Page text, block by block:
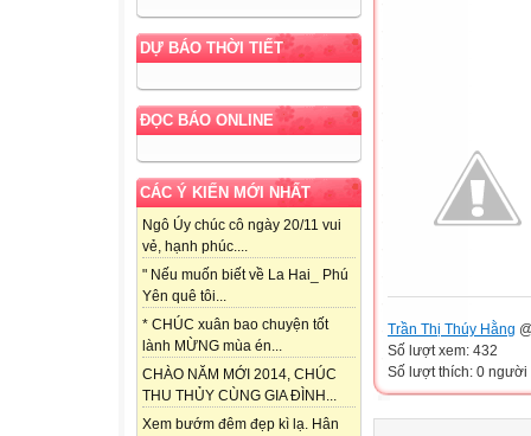
DỰ BÁO THỜI TIẾT
ĐỌC BÁO ONLINE
CÁC Ý KIẾN MỚI NHẤT
Ngô Úy chúc cô ngày 20/11 vui
vẻ, hạnh phúc....
" Nếu muốn biết về La Hai_ Phú
Yên quê tôi...
* CHÚC xuân bao chuyện tốt
lành MỪNG mùa én...
CHÀO NĂM MỚI 2014, CHÚC
THU THỦY CÙNG GIA ĐÌNH...
Xem bướm đêm đẹp kì lạ. Hân
Trần Thị Thúy Hằng
Số lượt xem: 432
Số lượt thích: 0 người